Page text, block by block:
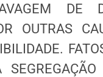
DE
OUTRAS